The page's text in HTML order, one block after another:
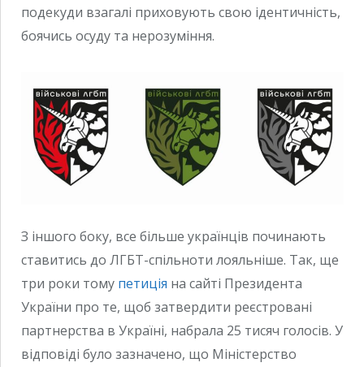
подекуди взагалі приховують свою ідентичність,
боячись осуду та нерозуміння.
З іншого боку, все більше українців починають
ставитись до ЛГБТ-спільноти лояльніше. Так, ще
три роки тому петиція на сайті Президента
України про те, щоб затвердити реєстровані
партнерства в Україні, набрала 25 тисяч голосів. У
відповіді було зазначено, що Міністерство